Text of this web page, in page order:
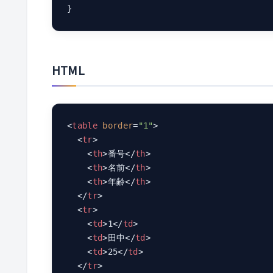
}
HTML
<table border="1">
<tr>
<th>番号</th>
<th>名前</th>
<th>年齢</th>
</tr>
<tr>
<td>1</td>
<td>田中</td>
<td>25</td>
</tr>